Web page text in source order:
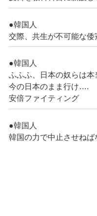
●韓国人
交際、共生が不可能な倭
●韓国人
ふふふ、日本の奴らは本
今の日本のまま行け….
安倍ファイティング
●韓国人
韓国の力で中止させねば